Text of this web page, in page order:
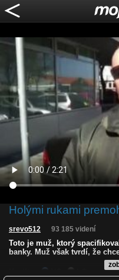
Holými rukami
srevo512 93 185 videní
Toto je muž, ktorý
banky. Muž však tvrdí, že